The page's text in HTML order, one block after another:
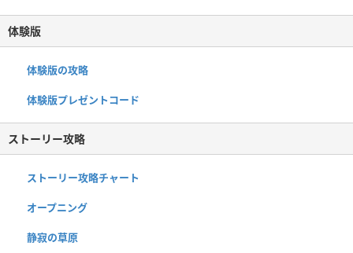
体験版
体験版の攻略
体験版プレゼントコード
ストーリー攻略
ストーリー攻略チャート
オープニング
静寂の草原